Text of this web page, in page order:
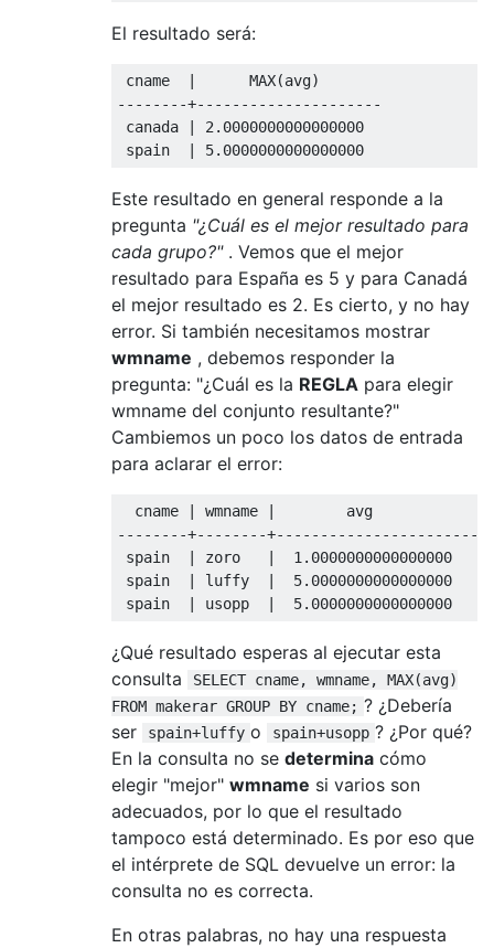
El resultado será:
cname |
      MAX
(avg)
--------+---------------------
canada
|
2.0000000000000000
spain
| 5.0000000000000000
Este resultado en general responde a la
pregunta "¿Cuál es el mejor resultado para
cada grupo?" . Vemos que el mejor
resultado para España es 5 y para Canadá
el mejor resultado es 2. Es cierto, y no hay
error. Si también necesitamos mostrar
wmname , debemos responder la
pregunta: "¿Cuál es la REGLA para elegir
wmname del conjunto resultante?"
Cambiemos un poco los datos de entrada
para aclarar el error:
  cname
| wmname |
--------+--------+-----------------------
spain
| zoro |
1.0000000000000000
spain
| luffy |
5.0000000000000000
spain
| usopp | 5.0000000000000000
¿Qué resultado esperas al ejecutar esta
consulta
SELECT cname, wmname, MAX(avg)
FROM makerar GROUP BY cname; ? ¿Debería
ser
spain+luffy o spain+usopp ? ¿Por qué?
En la consulta no se determina cómo
elegir "mejor" wmname si varios son
adecuados, por lo que el resultado
tampoco está determinado. Es por eso que
el intérprete de SQL devuelve un error: la
consulta no es correcta.
En otras palabras, no hay una respuesta